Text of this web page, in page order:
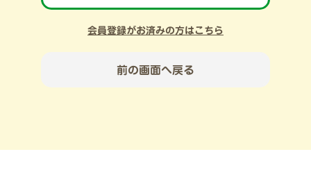
会員登録がお済みの方はこちら
前の画面へ戻る